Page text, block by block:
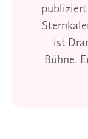
publiziert
ist
Bühne.